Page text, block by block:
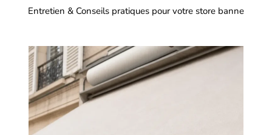
Entretien & Conseils pratiques pour votre store banne